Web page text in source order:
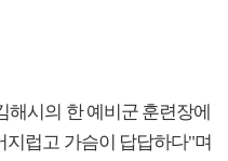
해시의 한 예비군 훈련장에
지럽고 가슴이 답답하다"며